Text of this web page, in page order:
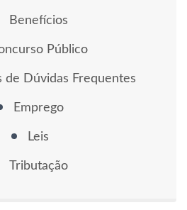
Benefícios
Público
de Dúvidas Frequentes
Emprego
Leis
Tributação